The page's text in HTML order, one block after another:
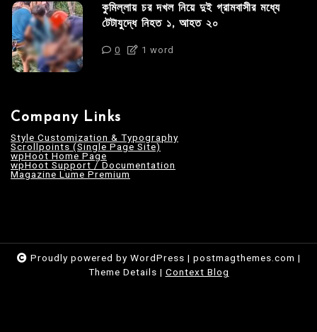
কুমিল্লায় চর দখল নিয়ে দুই গ্রামবাসীর মধ্যে
টেটাযুদ্ধে নিহত ১, আহত ২০
0 1 word
Company Links
Style Customization & Typography
Scrollpoints (Single Page Site)
wpHoot Home Page
wpHoot Support / Documentation
Magazine Lume Premium
Proudly powered by WordPress | postmagthemes.com |
Theme Details | Context Blog